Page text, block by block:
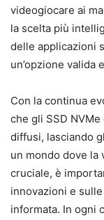
videogiocare ai
la scelta più
delle applicazioni
un’opzione valida
Con la continua
che gli SSD
diffusi, lasciando
un mondo dove la
cruciale, è
innovazioni e
informata. In ogni